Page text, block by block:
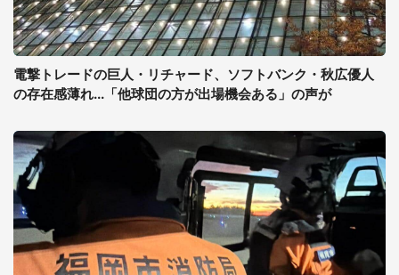
電撃トレードの巨人・リチャード、ソフトバンク・秋広優人
の存在感薄れ...「他球団の方が出場機会ある」の声が